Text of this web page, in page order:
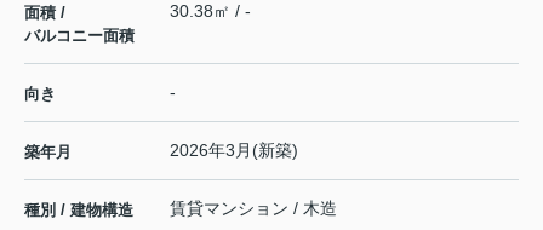
面積 /
バルコニー面積
30.38㎡ / -
向き -
築年月 2026年3月(新築)
種別 / 建物構造 賃貸マンション / 木造